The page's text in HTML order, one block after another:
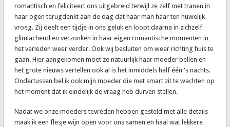
romantisch en feliciteert ons uitgebreid terwijl ze zelf met tranen in
haar ogen terugdenkt aan de dag dat haar man haar ten huwelijk
vroeg. Zij deelt een tijdje in ons geluk en loopt daarna in zichzelf
glimlachend en verzonken in haar eigen romantische momenten in
het verleden weer verder. Ook wij besluiten om weer richting huis te
gaan. Hier aangekomen moet ze natuurlijk haar moeder bellen en
het grote nieuws vertellen ook al is het inmiddels half één 's nachts.
Ondertussen bel ik ook mijn moeder die met smart zit te wachten op
het moment dat ik eindelijk de vraag heb durven stellen.
Nadat we onze moeders tevreden hebben gesteld met alle details
maak ik een flesje wijn open voor ons samen en haal wat lekkere